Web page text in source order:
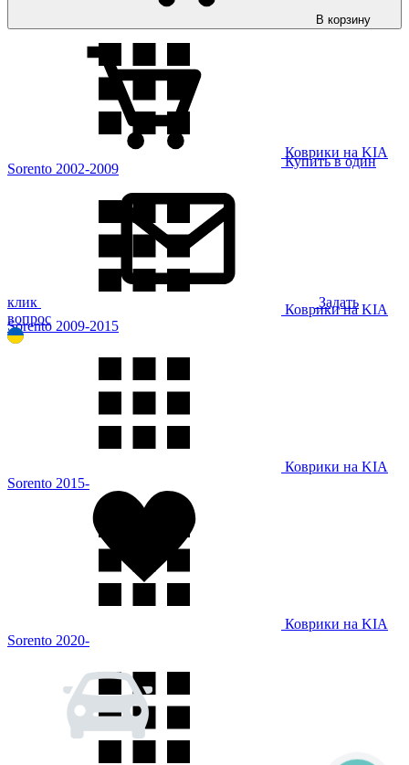
Коврики на KIA
Sorento 2002-2009
Коврики на KIA
Sorento 2009-2015
Коврики на KIA
Sorento 2015-
Коврики на KIA
Sorento 2020-
В корзину
Купить в один
клик
Задать
вопрос